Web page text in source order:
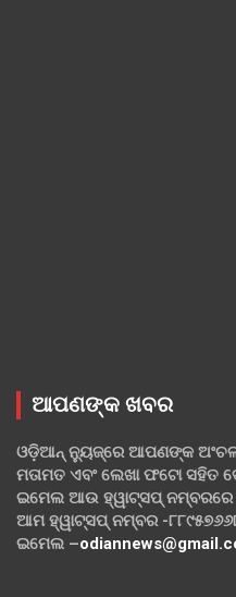
ଆପଣଙ୍କ ଖବର
ଓଡ଼ିଆନ୍ ନ୍ୟୁଜ୍‌ରେ ଆପଣଙ୍କ
ମତାମତ ଏବଂ ଲେଖା ଫଟୋ ସହିତ
ଇମେଲ ଆଉ ହ୍ୱାଟ୍‌ସପ୍ ନମ୍ବରରେ
ଆମ ହ୍ୱାଟ୍‌ସପ୍ ନମ୍ବର -
ଇମେଲ –